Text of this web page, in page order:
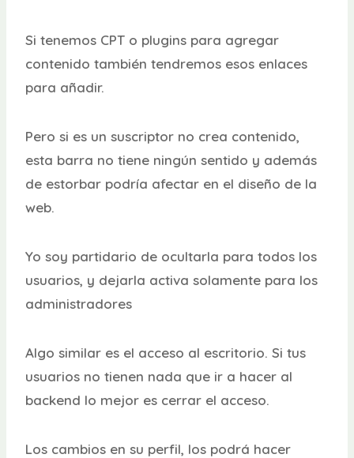
Si tenemos CPT o plugins para agregar
contenido también tendremos esos enlaces
para añadir.
Pero si es un suscriptor no crea contenido,
esta barra no tiene ningún sentido y además
de estorbar podría afectar en el diseño de la
web.
Yo soy partidario de ocultarla para todos los
usuarios, y dejarla activa solamente para los
administradores
Algo similar es el acceso al escritorio. Si tus
usuarios no tienen nada que ir a hacer al
backend lo mejor es cerrar el acceso.
Los cambios en su perfil, los podrá hacer